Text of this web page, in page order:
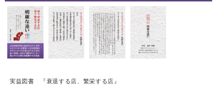
実益図書 『衰退する店、繁栄する店』